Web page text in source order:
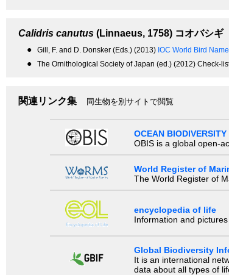
Calidris canutus (Linnaeus, 1758) コオバシギ
● Gill, F. and D. Donsker (Eds.) (2013) IOC World Bird
● The Ornithological Society of Japan (ed.) (2012) Check-
関連リンク集 同生物を別サイトで閲覧
OCEAN
OBIS is a global open-
World Register of
The World Register of
encyclopedia of life
Information and
Global Biodiversity
It is an international
data about all types of